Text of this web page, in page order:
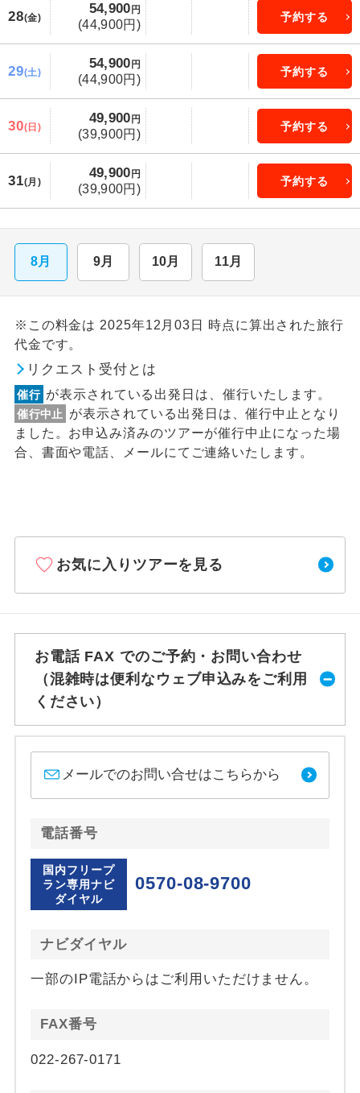
28(金)
54,900 円
(44,900円)
予約する
29(土)
54,900 円
(44,900円)
予約する
30(日)
49,900 円
(39,900円)
予約する
31(月)
49,900 円
(39,900円)
予約する
8月 9月 10月 11月
※この料金は 2025年12月03日 時点に算出された旅行
代金です。
リクエスト受付とは
催行 が表示されている出発日は、催行いたします。
催行中止
が表示されている出発日は、催行中止となり
ました。お申込み済みのツアーが催行中止になった場
合、書面や電話、メールにてご連絡いたします。
お気に入りツアーを見る
お電話 FAX でのご予約・お問い合わせ
（混雑時は便利なウェブ申込みをご利用
ください）
メールでのお問い合せはこちらから
電話番号
国内フリープ
ラン専用ナビ
ダイヤル
0570-08-9700
ナビダイヤル
一部のIP電話からはご利用いただけません。
FAX番号
022-267-0171